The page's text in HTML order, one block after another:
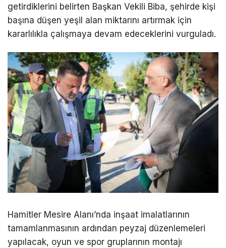
getirdiklerini belirten Başkan Vekili Biba, şehirde kişi
başına düşen yeşil alan miktarını artırmak için
kararlılıkla çalışmaya devam edeceklerini vurguladı.
Hamitler Mesire Alanı’nda inşaat imalatlarının
tamamlanmasının ardından peyzaj düzenlemeleri
yapılacak, oyun ve spor gruplarının montajı